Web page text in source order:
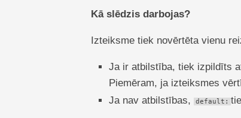
Kā slēdzis darbojas?
Izteiksme tiek novērtēta vienu
Ja ir atbilstība, tiek izpildīts
Piemēram, ja izteiksmes
Ja nav atbilstības,
default: